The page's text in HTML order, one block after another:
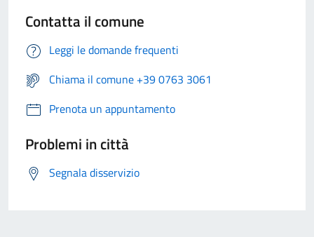
Contatta il comune
Leggi le domande frequenti
Chiama il comune +39 0763 3061
Prenota un appuntamento
Problemi in città
Segnala disservizio